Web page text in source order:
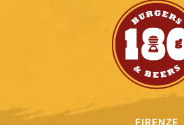
FIRENZE